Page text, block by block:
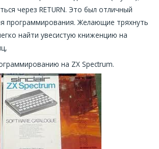
через RETURN. Это был отличный
программирования. Желающие тряхнуть
найти увесистую книженцию на
на ZX Spectrum.